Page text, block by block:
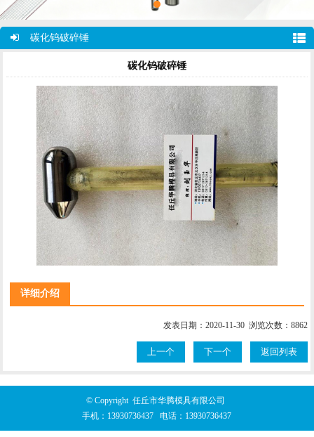
碳化钨破碎锤
碳化钨破碎锤
详细介绍
发表日期：2020-11-30 浏览次数：8862
上一个 下一个 返回列表
© Copyright 任丘市华腾模具有限公司
手机： 13930736437 电话： 13930736437